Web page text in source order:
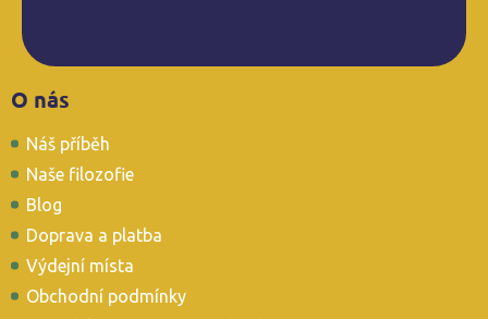
O nás
Náš příběh
Naše filozofie
Blog
Doprava a platba
Výdejní místa
Obchodní podmínky